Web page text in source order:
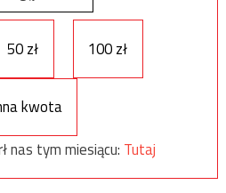
50 zł 100 zł
kwota
nas tym miesiącu: Tutaj